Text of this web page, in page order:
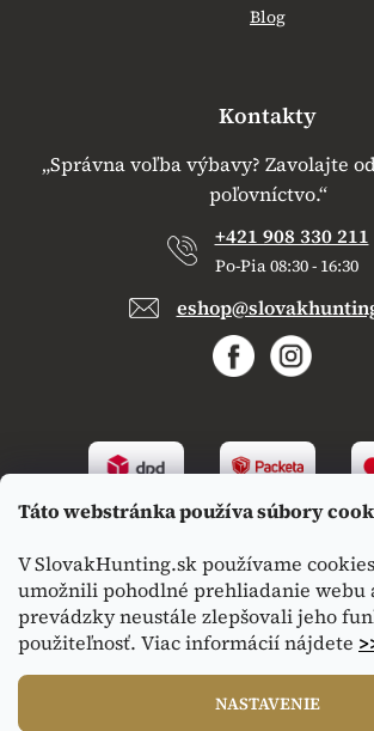
Táto webstránka používa súbory
V SlovakHunting.sk používame
umožnili pohodlné prehliadanie webu
prevádzky neustále zlepšovali jeho
použiteľnosť. Viac informácií nájdete
NASTAVENIE
Blog
Kontakty
„Správna voľba výbavy? Zavolajte
poľovníctvo.“
+421 908 330 211
Po-Pia 08:30 - 16:30